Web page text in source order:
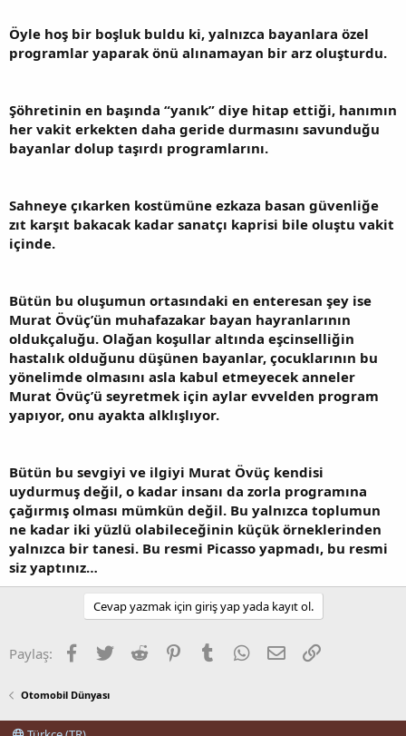
Öyle hoş bir boşluk buldu ki, yalnızca bayanlara özel
programlar yaparak önü alınamayan bir arz oluşturdu.
Şöhretinin en başında “yanık” diye hitap ettiği, hanımın
her vakit erkekten daha geride durmasını savunduğu
bayanlar dolup taşırdı programlarını.
Sahneye çıkarken kostümüne ezkaza basan güvenliğe
zıt karşıt bakacak kadar sanatçı kaprisi bile oluştu vakit
içinde.
Bütün bu oluşumun ortasındaki en enteresan şey ise
Murat Övüç’ün muhafazakar bayan hayranlarının
oldukçaluğu. Olağan koşullar altında eşcinselliğin
hastalık olduğunu düşünen bayanlar, çocuklarının bu
yönelimde olmasını asla kabul etmeyecek anneler
Murat Övüç’ü seyretmek için aylar evvelden program
yapıyor, onu ayakta alklışlıyor.
Bütün bu sevgiyi ve ilgiyi Murat Övüç kendisi
uydurmuş değil, o kadar insanı da zorla programına
çağırmış olması mümkün değil. Bu yalnızca toplumun
ne kadar iki yüzlü olabileceğinin küçük örneklerinden
yalnızca bir tanesi. Bu resmi Picasso yapmadı, bu resmi
siz yaptınız…
Cevap yazmak için giriş yap yada kayıt ol.
Paylaş: Facebook
TwitterReddit PinterestTumblrWhatsApp
E-postaLink
Otomobil Dünyası